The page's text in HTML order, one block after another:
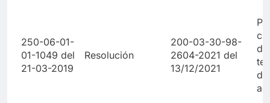
250-06-01-
01-1049 del
21-03-2019
Resolución
200-03-30-98-
2604-2021 del
13/12/2021